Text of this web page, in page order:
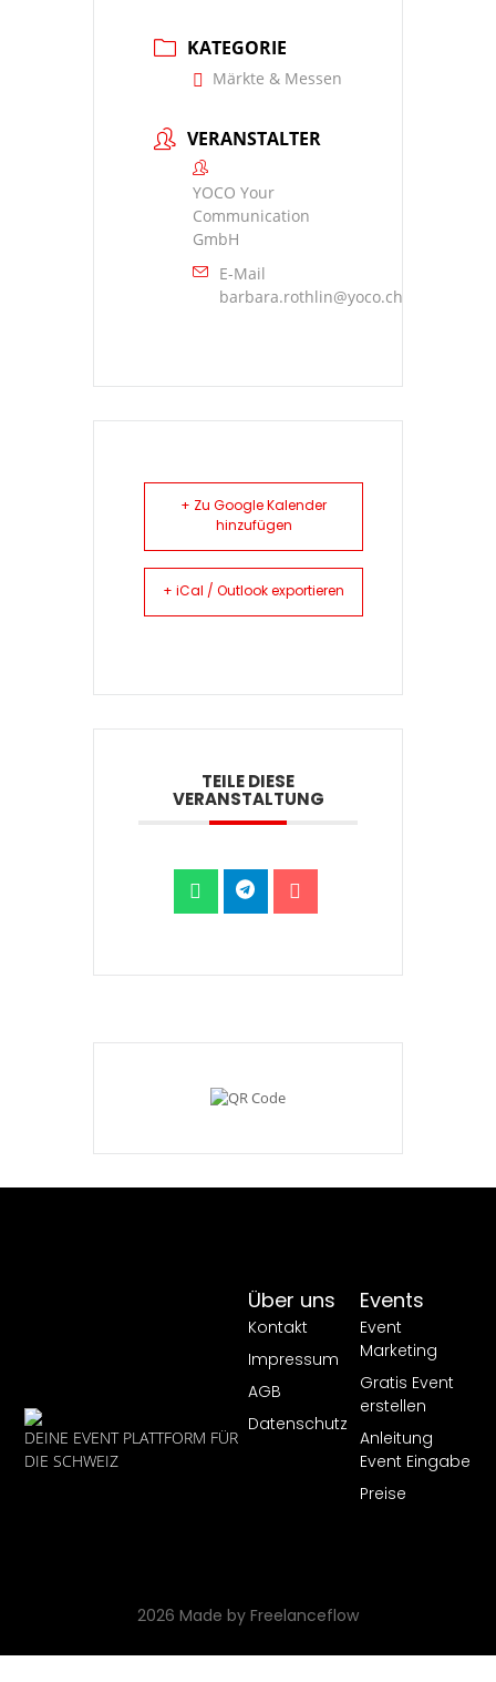
KATEGORIE
Märkte & Messen
VERANSTALTER
YOCO Your
Communication
GmbH
E-Mail
barbara.rothlin@yoco.ch
+ Zu Google Kalender
hinzufügen
+ iCal / Outlook exportieren
TEILE DIESE
VERANSTALTUNG
DEINE EVENT PLATTFORM FÜR
DIE SCHWEIZ
Events
Event
Marketing
Gratis Event
erstellen
Anleitung
Event Eingabe
Preise
Über uns
Kontakt
Impressum
AGB
Datenschutz
2026 Made by Freelanceflow